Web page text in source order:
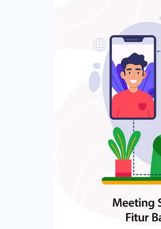
dukungan untuk
segera hadir. Di
akun unik untuk
gunakan akun
akun Google
Along tetap aman
Google juga telah
Along. Cerita-
dengan content
Studios.
mereka ke dalam
kolaborasi
dan fonetik
pembaca
Baca juga:
Google for
dikembangkan
anak bisa belajar
endpoints > iOS
perangkat iOS
Credit: Google
iPhone dan iPad
melakukannya,
School Manager
Identity Anda.
masuk sebagai
memiliki hak
bukan super
jika mereka tidak
panduan berikut:
beranda konsol
pengaturan
perangkat Anda.
Manager dan